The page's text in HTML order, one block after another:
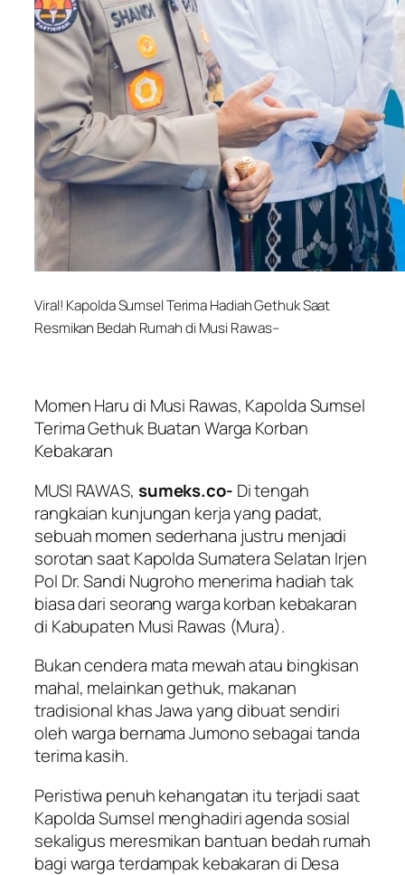
Viral! Kapolda Sumsel Terima Hadiah Gethuk Saat
Resmikan Bedah Rumah di Musi Rawas–
Momen Haru di Musi Rawas, Kapolda Sumsel
Terima Gethuk Buatan Warga Korban
Kebakaran
MUSI RAWAS, sumeks.co- Di tengah
rangkaian kunjungan kerja yang padat,
sebuah momen sederhana justru menjadi
sorotan saat Kapolda Sumatera Selatan Irjen
Pol Dr. Sandi Nugroho menerima hadiah tak
biasa dari seorang warga korban kebakaran
di Kabupaten Musi Rawas (Mura).
Bukan cendera mata mewah atau bingkisan
mahal, melainkan gethuk, makanan
tradisional khas Jawa yang dibuat sendiri
oleh warga bernama Jumono sebagai tanda
terima kasih.
Peristiwa penuh kehangatan itu terjadi saat
Kapolda Sumsel menghadiri agenda sosial
sekaligus meresmikan bantuan bedah rumah
bagi warga terdampak kebakaran di Desa